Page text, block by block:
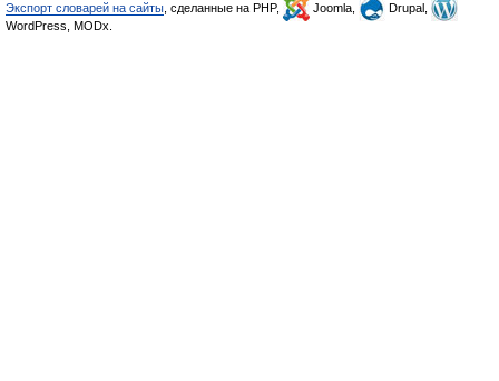
Экспорт словарей на сайты , сделанные на PHP, Joomla,
Drupal,
WordPress, MODx.